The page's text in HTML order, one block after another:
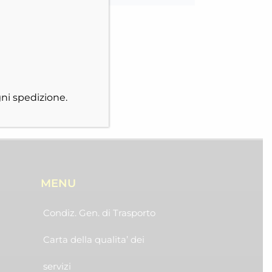
MENU
Condiz. Gen. di Trasporto
Carta della qualita’ dei
servizi
spedizione.